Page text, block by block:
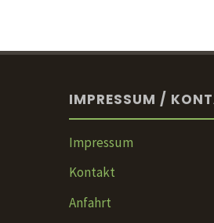
IMPRESSUM /
Impressum
Kontakt
Anfahrt